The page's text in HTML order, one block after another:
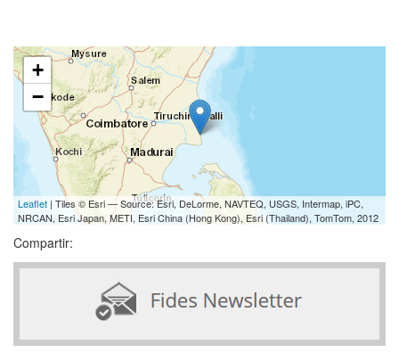
+
−
Leaflet | Tiles © Esri — Source: Esri, DeLorme, NAVTEQ, USGS, Intermap, iPC,
NRCAN, Esri Japan, METI, Esri China (Hong Kong), Esri (Thailand), TomTom, 2012
Compartir: